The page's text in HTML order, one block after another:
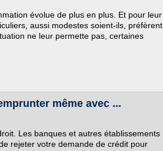
évolue de plus en plus. Et pour leur
aussi modestes soient-ils, préfèrent
ne leur permette pas, certaines
même avec ...
Les banques et autres établissements
rejeter votre demande de crédit pour